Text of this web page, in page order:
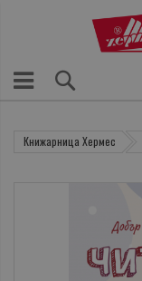
Книжарница Хермес